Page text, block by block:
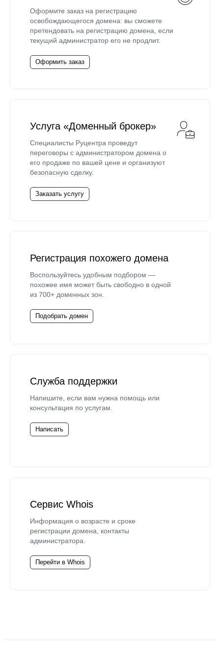
Оформите заказ на регистрацию
освобождающегося домена: вы сможете
претендовать на регистрацию домена, если
текущий администратор его не продлит.
Оформить заказ
Услуга «Доменный брокер»
Специалисты Руцентра проведут
переговоры с администратором домена о
его продаже по вашей цене и организуют
безопасную сделку.
Заказать услугу
Регистрация похожего домена
Воспользуйтесь удобным подбором —
похожее имя может быть свободно в одной
из 700+ доменных зон.
Подобрать домен
Служба поддержки
Напишите, если вам нужна помощь или
консультация по услугам.
Написать
Сервис Whois
Информация о возрасте и сроке
регистрации домена, контакты
администратора.
Перейти в Whois